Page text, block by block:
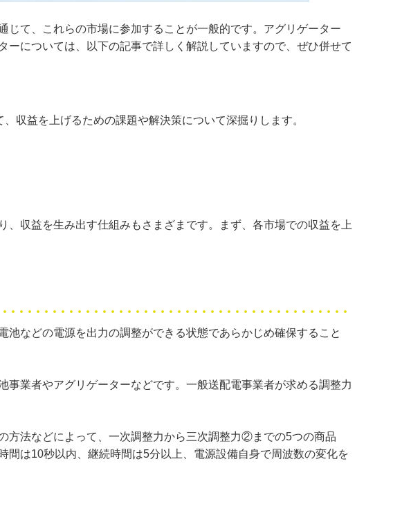
て、これらの市場に参加することが一般的です。アグリゲーター
については、以下の記事で詳しく解説していますので、ぜひ併せて
収益を上げるための課題や解決策について深掘りします。
収益を生み出す仕組みもさまざまです。まず、各市場での収益を上
などの電源を出力の調整ができる状態であらかじめ確保すること
業者やアグリゲーターなどです。一般送配電事業者が求める調整力
方法などによって、一次調整力から三次調整力②までの5つの商品
は10秒以内、継続時間は5分以上、電源設備自身で周波数の変化を